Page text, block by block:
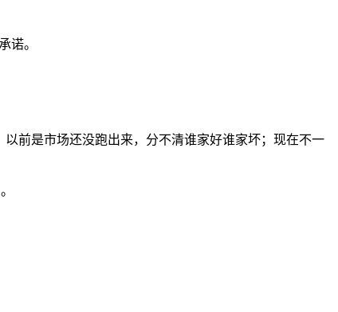
诺。
前是市场还没跑出来，分不清谁家好谁家坏；现在不一